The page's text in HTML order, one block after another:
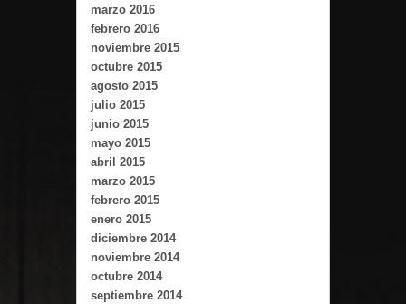
marzo 2016
febrero 2016
noviembre 2015
octubre 2015
agosto 2015
julio 2015
junio 2015
mayo 2015
abril 2015
marzo 2015
febrero 2015
enero 2015
diciembre 2014
noviembre 2014
octubre 2014
septiembre 2014